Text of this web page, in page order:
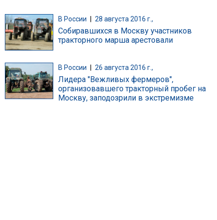
В России | 28 августа 2016 г.,
Собиравшихся в Москву участников
тракторного марша арестовали
В России 26 августа 2016 г.,
Лидера "Вежливых фермеров",
организовавшего тракторный пробег на
Москву, заподозрили в экстремизме